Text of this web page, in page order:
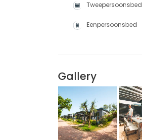
Tweepersoonsbed
Eenpersoonsbed
Gallery